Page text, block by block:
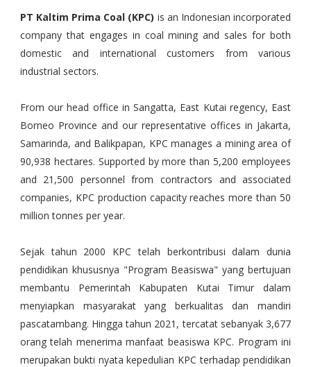
PT Kaltim Prima Coal (KPC) is an Indonesian incorporated
company that engages in coal mining and sales for both
domestic and international customers from various
industrial sectors.
From our head office in Sangatta, East Kutai regency, East
Borneo Province and our representative offices in Jakarta,
Samarinda, and Balikpapan, KPC manages a mining area of
90,938 hectares. Supported by more than 5,200 employees
and 21,500 personnel from contractors and associated
companies, KPC production capacity reaches more than 50
million tonnes per year.
Sejak tahun 2000 KPC telah berkontribusi dalam dunia
pendidikan khususnya "Program Beasiswa" yang bertujuan
membantu Pemerintah Kabupaten Kutai Timur dalam
menyiapkan masyarakat yang berkualitas dan mandiri
pascatambang. Hingga tahun 2021, tercatat sebanyak 3,677
orang telah menerima manfaat beasiswa KPC. Program ini
merupakan bukti nyata kepedulian KPC terhadap pendidikan